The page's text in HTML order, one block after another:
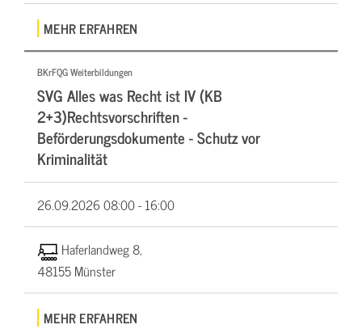
MEHR ERFAHREN
BKrFQG Weiterbildungen
SVG Alles was Recht ist IV (KB
2+3)Rechtsvorschriften -
Beförderungsdokumente - Schutz vor
Kriminalität
26.09.202608:00 - 16:00
Haferlandweg 8,
48155 Münster
MEHR ERFAHREN